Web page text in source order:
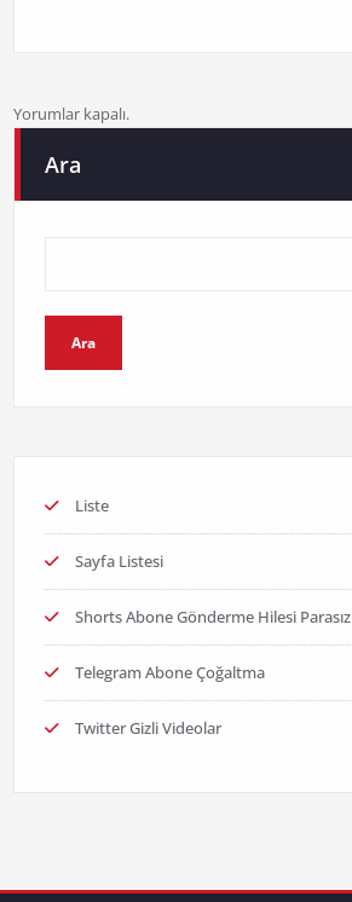
Yorumlar kapalı.
Ara
Ara
Liste
Sayfa Listesi
Shorts Abone Gönderme Hilesi Parasız
Telegram Abone Çoğaltma
Twitter Gizli Videolar